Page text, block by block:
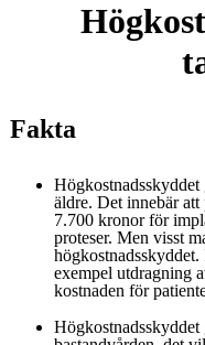
Fakta
Högkostnadsskyddet
äldre. Det innebär att
7.700 kronor för
proteser. Men visst
exempel utdragning
kostnaden för